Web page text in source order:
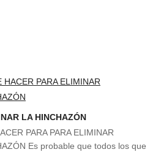
LA HINCHAZÓN
PARA PARA ELIMINAR
Es probable que todos los que